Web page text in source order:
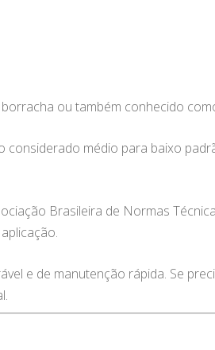
ou também conhecido
considerado médio para baixo
Brasileira de Normas
e de manutenção rápida. Se